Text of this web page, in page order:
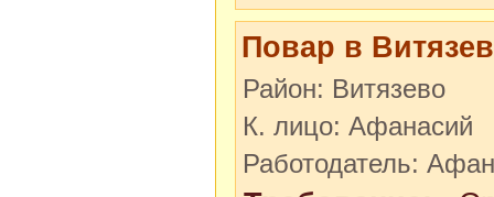
Повар в
Район: Витязево
К. лицо: Афанасий
Работодатель: